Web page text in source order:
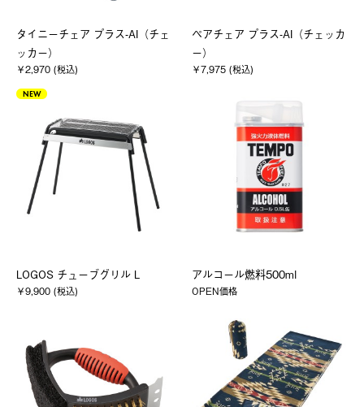
タイニーチェア プラス-AI（チェ
ッカー）
￥2,970 (税込)
ペアチェア プラス-AI（チェッカ
ー）
￥7,975 (税込)
NEW
LOGOS チューブグリル L
￥9,900 (税込)
アルコール燃料500ml
OPEN価格